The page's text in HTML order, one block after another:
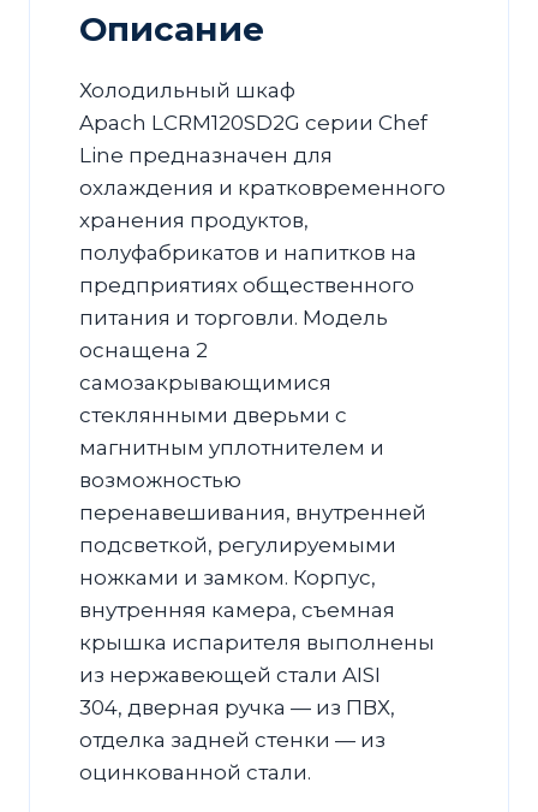
Описание
Холодильный шкаф
Apach LCRM120SD2G серии Chef
Line предназначен для
охлаждения и кратковременного
хранения продуктов,
полуфабрикатов и напитков на
предприятиях общественного
питания и торговли. Модель
оснащена 2
самозакрывающимися
стеклянными дверьми с
магнитным уплотнителем и
возможностью
перенавешивания, внутренней
подсветкой, регулируемыми
ножками и замком. Корпус,
внутренняя камера, съемная
крышка испарителя выполнены
из нержавеющей стали AISI
304, дверная ручка — из ПВХ,
отделка задней стенки — из
оцинкованной стали.